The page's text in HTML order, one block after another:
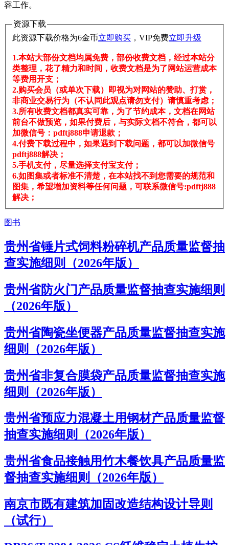
容工作。
资源下载
此资源下载价格为6金币立即购买 ，VIP免费立即升级
1.本站大部份文档均属免费，部份收费文档，经过本站分
类整理，花了精力和时间，收费文档是为了网站运营成本
等费用开支；
2.购买会员（或单次下载）即视为对网站的赞助、打赏，
非商业交易行为（不认同此观点请勿支付）请慎重考虑；
3.所有收费文档都真实可靠，为了节约成本，文档在网站
前台不做预览，如果付费后，与实际文档不符合，都可以
加微信号：pdftj888申请退款；
4.付费下载过程中，如果遇到下载问题，都可以加微信号
pdftj888解决；
5.手机支付，尽量选择支付宝支付；
6.如图集或者标准不清楚，在本站找不到您需要的规范和
图集，希望增加资料等任何问题，可联系微信号:pdftj888
解决；
图书
贵州省锤片式饲料粉碎机产品质量监督抽
查实施细则（2026年版）
贵州省防火门产品质量监督抽查实施细则
（2026年版）
贵州省陶瓷坐便器产品质量监督抽查实施
细则（2026年版）
贵州省非复合膜袋产品质量监督抽查实施
细则（2026年版）
贵州省预应力混凝土用钢材产品质量监督
抽查实施细则（2026年版）
贵州省食品接触用竹木餐饮具产品质量监
督抽查实施细则（2026年版）
南京市既有建筑加固改造结构设计导则
（试行）